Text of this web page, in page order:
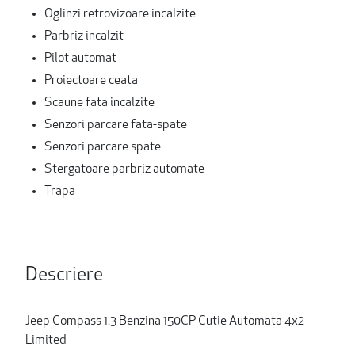
Oglinzi retrovizoare incalzite
Parbriz incalzit
Pilot automat
Proiectoare ceata
Scaune fata incalzite
Senzori parcare fata-spate
Senzori parcare spate
Stergatoare parbriz automate
Trapa
Descriere
Jeep Compass 1.3 Benzina 150CP Cutie Automata 4x2
Limited